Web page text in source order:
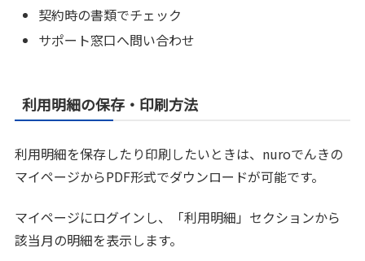
契約時の書類でチェック
サポート窓口へ問い合わせ
利用明細の保存・印刷方法
利用明細を保存したり印刷したいときは、nuroでんきの
マイページからPDF形式でダウンロードが可能です。
マイページにログインし、「利用明細」セクションから
該当月の明細を表示します。